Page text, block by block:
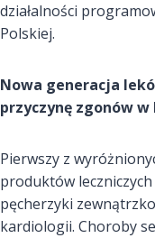
działalności
Polskiej.
Nowa generacja
przyczynę zgonów w
Pierwszy z
produktów
pęcherzyki
kardiologii. Choroby